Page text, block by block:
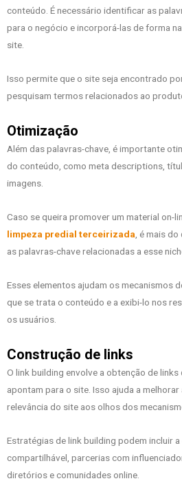
conteúdo. É necessário identificar as
para o negócio e incorporá-las de forma
site.
Isso permite que o site seja encontrado
pesquisam termos relacionados ao
Otimização
Além das palavras-chave, é importante
do conteúdo, como meta descriptions,
imagens.
Caso se queira promover um material on-
limpeza predial terceirizada , é mais
as palavras-chave relacionadas a esse
Esses elementos ajudam os mecanismos
que se trata o conteúdo e a exibi-lo nos
os usuários.
Construção de links
O link building envolve a obtenção de links
apontam para o site. Isso ajuda a melhorar
relevância do site aos olhos dos
Estratégias de link building podem incluir
compartilhável, parcerias com
diretórios e comunidades online.